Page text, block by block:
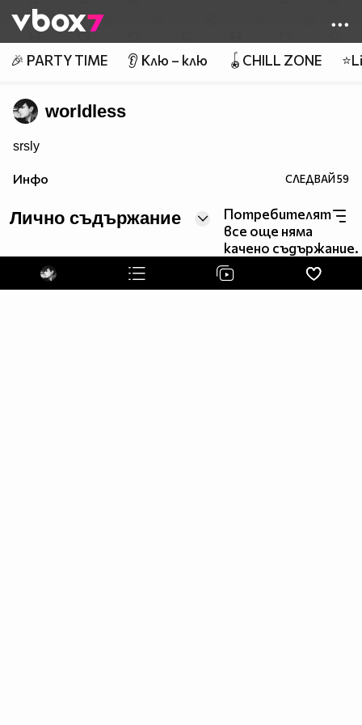
👾
🎉 PARTY TIME 👂 Клю – клю 🪀CHILL ZONE
worldless
srsly
Инфо СЛЕДВАЙ59
Лично съдържание
Потребителят
все още няма
качено съдържание.